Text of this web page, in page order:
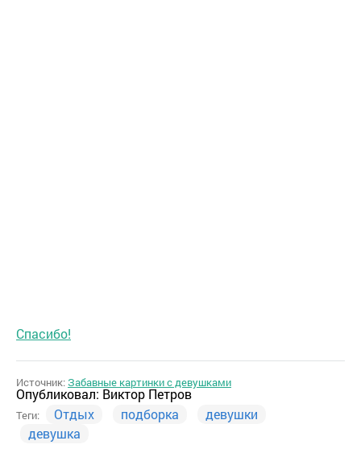
Спасибо!
Источник:Забавные картинки с девушками
Опубликовал: Виктор Петров
Теги: Отдых подборка
девушки
девушка